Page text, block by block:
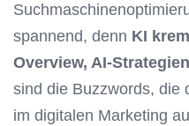
spannend, denn KI
Overview, AI-
sind die Buzzwords, die
im digitalen Marketing